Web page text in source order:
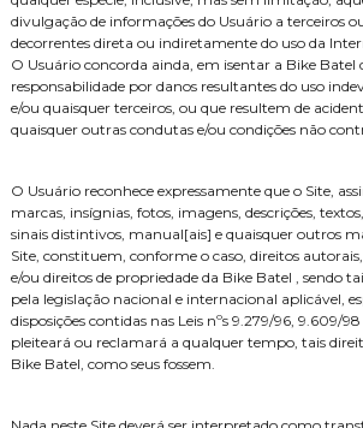
divulgação de informações do Usuário a terceiros
decorrentes direta ou indiretamente do uso da
O Usuário concorda ainda, em isentar a Bike Batel
responsabilidade por danos resultantes do uso
e/ou quaisquer terceiros, ou que resultem de
quaisquer outras condutas e/ou condições não
O Usuário reconhece expressamente que o Site,
marcas, insígnias, fotos, imagens, descrições,
sinais distintivos, manual[ais] e quaisquer outros
Site, constituem, conforme o caso, direitos
e/ou direitos de propriedade da Bike Batel , sendo
pela legislação nacional e internacional aplicável,
disposições contidas nas Leis nºs 9.279/96, 9.609/
pleiteará ou reclamará a qualquer tempo, tais
Bike Batel, como seus fossem.